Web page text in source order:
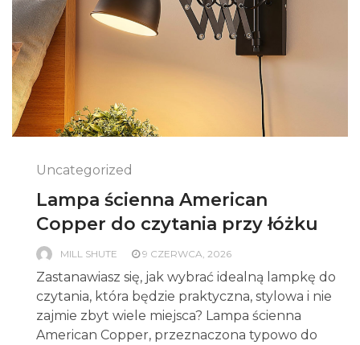
Uncategorized
Lampa ścienna American
Copper do czytania przy łóżku
MILL SHUTE 9 CZERWCA, 2026
Zastanawiasz się, jak wybrać idealną lampkę do
czytania, która będzie praktyczna, stylowa i nie
zajmie zbyt wiele miejsca? Lampa ścienna
American Copper, przeznaczona typowo do